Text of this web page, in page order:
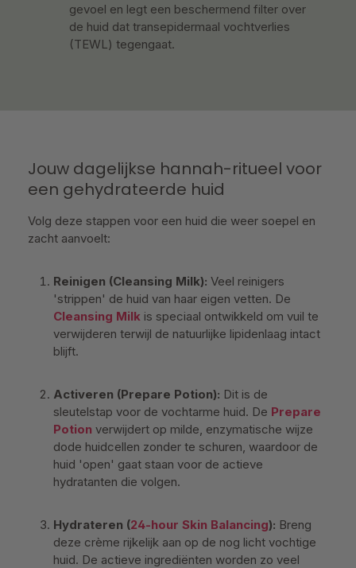
gevoel en legt een beschermend filter over
de huid dat transepidermaal vochtverlies
(TEWL) tegengaat.
Jouw dagelijkse hannah-ritueel voor
een gehydrateerde huid
Volg deze stappen voor een huid die weer soepel en
zacht aanvoelt:
Reinigen (Cleansing Milk): Veel reinigers
'strippen' de huid van haar eigen vetten. De
Cleansing Milk is speciaal ontwikkeld om vuil te
verwijderen terwijl de natuurlijke lipidenlaag intact
blijft.
Activeren (Prepare Potion): Dit is de
sleutelstap voor de vochtarme huid. De Prepare
Potion verwijdert op milde, enzymatische wijze
dode huidcellen zonder te schuren, waardoor de
huid 'open' gaat staan voor de actieve
hydratanten die volgen.
Hydrateren (24-hour Skin Balancing): Breng
deze crème rijkelijk aan op de nog licht vochtige
huid. De actieve ingrediënten worden zo veel